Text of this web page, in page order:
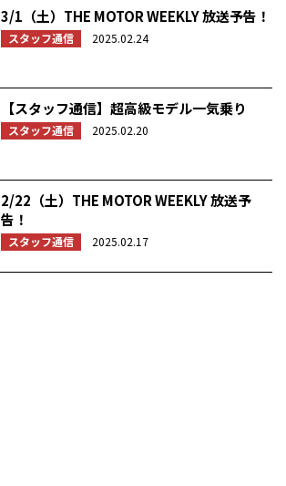
3/1（土）THE MOTOR WEEKLY 放送予告！
スタッフ通信 2025.02.24
【スタッフ通信】超高級モデル一気乗り
スタッフ通信 2025.02.20
2/22（土）THE MOTOR WEEKLY 放送予
告！
スタッフ通信 2025.02.17